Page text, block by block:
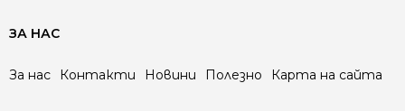
ЗА НАС
За нас Контакти Новини Полезно Карта на сайта